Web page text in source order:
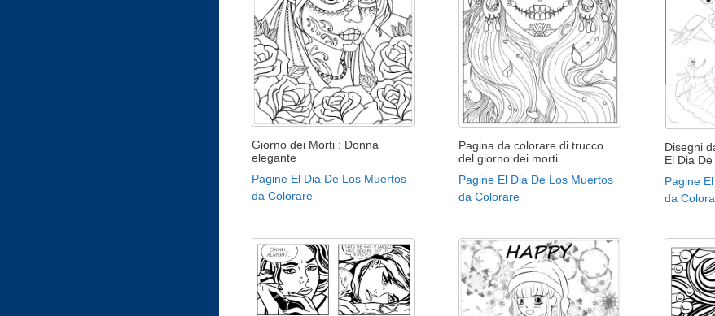
Giorno dei Morti : Donna
elegante
Pagine El Dia De Los Muertos
da Colorare
Pagina da colorare di trucco
del giorno dei morti
Pagine El Dia De Los Muertos
da Colorare
Disegni
El Dia
Pagine
da